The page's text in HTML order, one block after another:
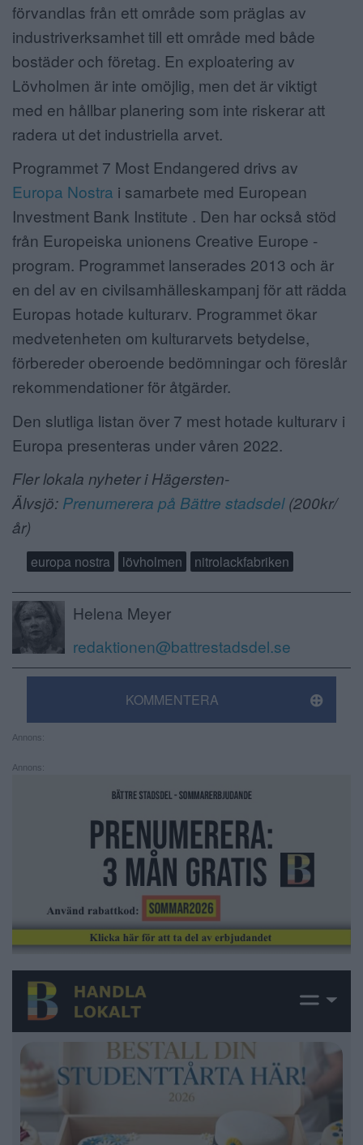
förvandlas från ett område som präglas av
industriverksamhet till ett område med både
bostäder och företag. En exploatering av
Lövholmen är inte omöjlig, men det är viktigt
med en hållbar planering som inte riskerar att
radera ut det industriella arvet.
Programmet 7 Most Endangered drivs av
Europa Nostra i samarbete med European
Investment Bank Institute . Den har också stöd
från Europeiska unionens Creative Europe -
program. Programmet lanserades 2013 och är
en del av en civilsamhälleskampanj för att rädda
Europas hotade kulturarv. Programmet ökar
medvetenheten om kulturarvets betydelse,
förbereder oberoende bedömningar och föreslår
rekommendationer för åtgärder.
Den slutliga listan över 7 mest hotade kulturarv i
Europa presenteras under våren 2022.
Fler lokala nyheter i Hägersten-
Älvsjö: Prenumerera på Bättre stadsdel(200kr/
år)
europa nostra lövholmen nitrolackfabriken
Helena Meyer
redaktionen@battrestadsdel.se
KOMMENTERA
Annons:
Annons: